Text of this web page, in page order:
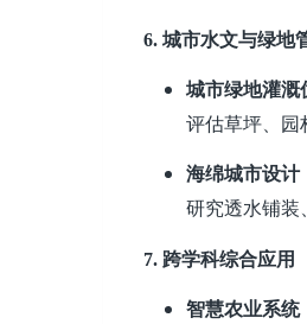
6. 城市水文与绿地
城市绿地灌溉
评估草坪、园
海绵城市设计
研究透水铺装
7. 跨学科综合应用
智慧农业系统